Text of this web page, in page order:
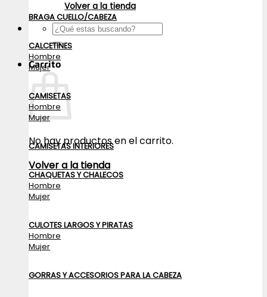
Volver a la tienda
Buscar
por:
Carrito
No hay productos en el carrito.
Volver a la tienda
BRAGA CUELLO/CABEZA
CALCETINES
Hombre
Mujer
CAMISETAS
Hombre
Mujer
CAMISETAS INTERIORES
CHAQUETAS Y CHALECOS
Hombre
Mujer
CULOTES LARGOS Y PIRATAS
Hombre
Mujer
GORRAS Y ACCESORIOS PARA LA CABEZA